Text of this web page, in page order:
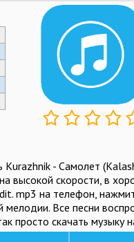
- Cамолет
высокой скорости, в
mp3 на телефон,
мелодии. Все песни
просто скачать музыку